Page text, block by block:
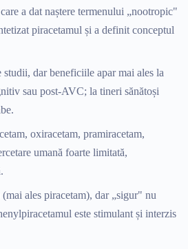
a dat naștere termenului „nootropic"
piracetamul și a definit conceptul
studii, dar beneficiile apar mai ales la
sau post-AVC; la tineri sănătoși
oxiracetam, pramiracetam,
umană foarte limitată,
ales piracetam), dar „sigur" nu
este stimulant și interzis